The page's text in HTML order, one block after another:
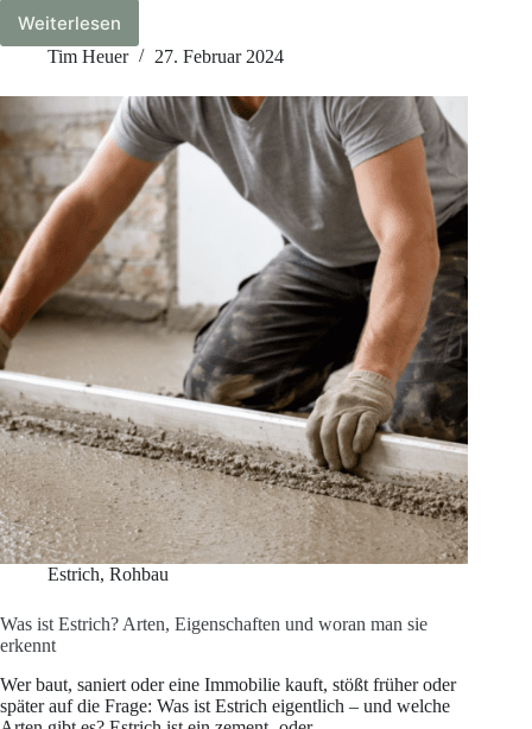
Weiterlesen
Was
ist
CM-
Messung?
Tim Heuer 27. Februar 2024
Estrich, Rohbau
Was ist Estrich? Arten, Eigenschaften und woran man sie
erkennt
Wer baut, saniert oder eine Immobilie kauft, stößt früher oder
später auf die Frage: Was ist Estrich eigentlich – und welche